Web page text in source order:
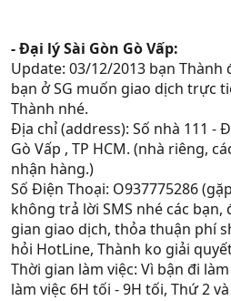
- Đại lý Sài Gòn Gò Vấp:
Update: 03/12/2013 bạn Thành
bạn ở SG muốn giao dịch trực
Thành nhé.
Địa chỉ (address): Số nhà 111 -
Gò Vấp , TP HCM. (nhà riêng,
nhận hàng.)
Số Điện Thoại: O937775286
không trả lời SMS nhé các
gian giao dịch, thỏa thuận phí
hỏi HotLine, Thành ko giải
Thời gian làm việc: Vì bận đi
làm việc 6H tối - 9H tối, Thứ 2